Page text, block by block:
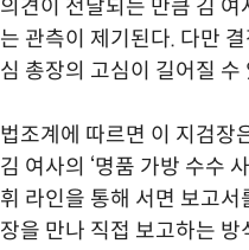
의견이 전달되는 만큼 김
는 관측이 제기된다. 다만
심 총장의 고심이 길어질 수
법조계에 따르면 이 지검장
김 여사의 ‘명품 가방 수수
휘 라인을 통해 서면 보고
장을 만나 직접 보고하는